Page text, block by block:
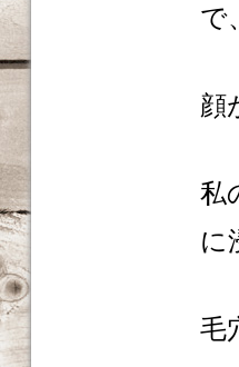
で
顔
私
に
毛